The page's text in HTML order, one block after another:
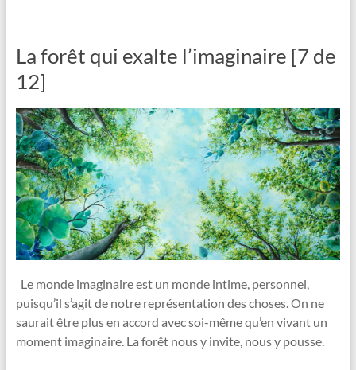
La forêt qui exalte l’imaginaire [7 de
12]
Le monde imaginaire est un monde intime, personnel,
puisqu’il s’agit de notre représentation des choses. On ne
saurait être plus en accord avec soi-même qu’en vivant un
moment imaginaire. La forêt nous y invite, nous y pousse.